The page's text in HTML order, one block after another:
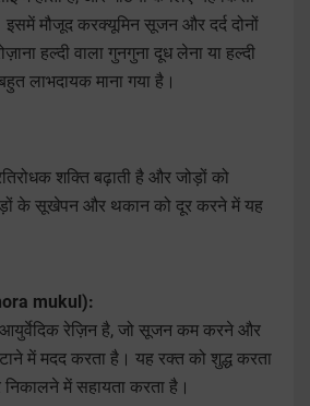
मौजूद करक्यूमिन सूजन और दर्द दोनों
हल्दी वाला गुनगुना दूध लेना या हल्दी
लाभदायक माना गया है।
शक्ति बढ़ाती है और जोड़ों को
के सूखेपन और थकान को दूर करने में यह
mukul):
रेज़िन है, जो सूजन कम करने और
में मदद करता है। यह रक्त को शुद्ध करता
में सहायता करता है।